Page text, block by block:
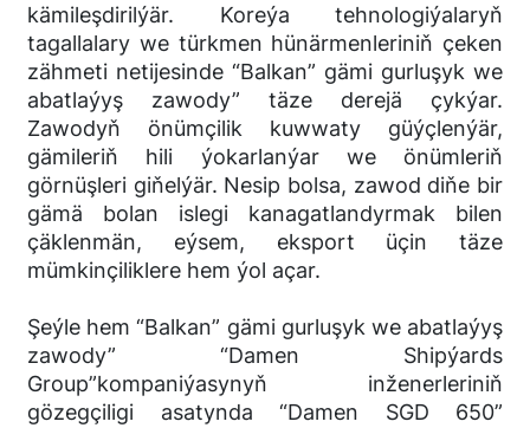
kämileşdirilýär. Koreýa tehnologiýalaryň
tagallalary we türkmen hünärmenleriniň çeken
zähmeti netijesinde “Balkan” gämi gurluşyk we
abatlaýyş zawody” täze derejä çykýar.
Zawodyň önümçilik kuwwaty güýçlenýär,
gämileriň hili ýokarlanýar we önümleriň
görnüşleri giňelýär. Nesip bolsa, zawod diňe bir
gämä bolan islegi kanagatlandyrmak bilen
çäklenmän, eýsem, eksport üçin täze
mümkinçiliklere hem ýol açar.
Şeýle hem “Balkan” gämi gurluşyk we abatlaýyş
zawody” “Damen Shipýards
Group”kompaniýasynyň inženerleriniň
gözegçiligi asatynda “Damen SGD 650”